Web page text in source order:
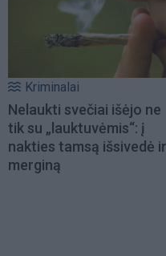
Kriminalai
Nelaukti svečiai išėjo ne
tik su „lauktuvėmis“: į
nakties tamsą išsivedė ir
merginą